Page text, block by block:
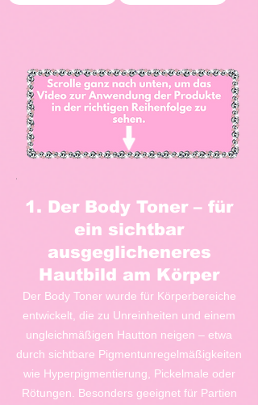
1. Der Body Toner – für
ein sichtbar
ausgeglicheneres
Hautbild am Körper
Der Body Toner wurde für Körperbereiche
entwickelt, die zu Unreinheiten und einem
ungleichmäßigen Hautton neigen – etwa
durch sichtbare Pigmentunregelmäßigkeiten
wie Hyperpigmentierung, Pickelmale oder
Rötungen. Besonders geeignet für Partien